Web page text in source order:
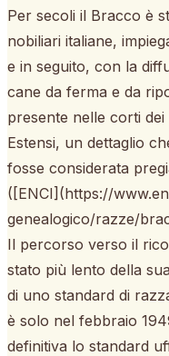
Per secoli il Bracco è
nobiliari italiane,
e in seguito, con la
cane da ferma e da
presente nelle corti dei
Estensi, un dettaglio
fosse considerata
([ENCI](https://
genealogico/razze/
Il percorso verso il
stato più lento della
di uno standard di
è solo nel febbraio
definitiva lo standard